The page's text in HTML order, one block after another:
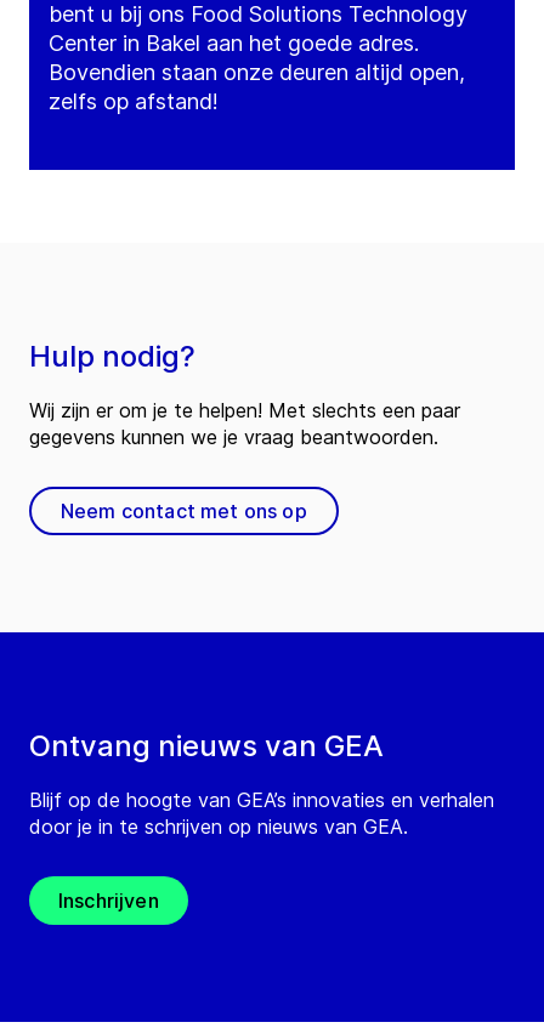
bent u bij ons Food Solutions Technology
Center in Bakel aan het goede adres.
Bovendien staan onze deuren altijd open,
zelfs op afstand!
Ontvang nieuws van GEA
Blijf op de hoogte van GEA’s innovaties en verhalen
door je in te schrijven op nieuws van GEA.
Inschrijven
Hulp nodig?
Wij zijn er om je te helpen! Met slechts een paar
gegevens kunnen we je vraag beantwoorden.
Neem contact met ons op